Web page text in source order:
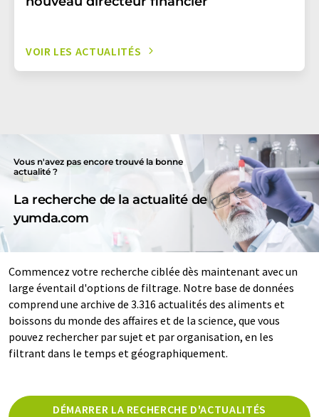
VOIR LES ACTUALITÉS
Vous n'avez pas encore trouvé la bonne
actualité ?
La recherche de la actualité de
yumda.com
Commencez votre recherche ciblée dès maintenant avec un
large éventail d'options de filtrage. Notre base de données
comprend une archive de 3.316 actualités des aliments et
boissons du monde des affaires et de la science, que vous
pouvez rechercher par sujet et par organisation, en les
filtrant dans le temps et géographiquement.
DÉMARRER LA RECHERCHE D'ACTUALITÉS